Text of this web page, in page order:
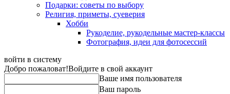
Подарки: советы по выбору
Религия, приметы, суеверия
Хобби
Рукоделие, рукодельные мастер-классы
Фотография, идеи для фотосессий
войти в систему
Добро пожаловат!Войдите в свой аккаунт
Ваше имя пользователя
Ваш пароль